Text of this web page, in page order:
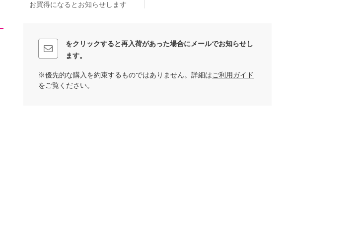
お買得になるとお知らせします
をクリックすると再入荷があった場合にメールでお知らせし
ます。
※優先的な購入を約束するものではありません。詳細は ご利用ガイド
をご覧ください。